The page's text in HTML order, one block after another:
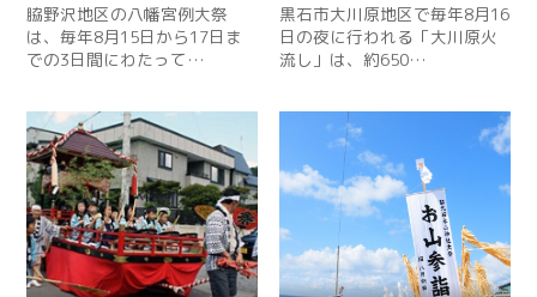
脇野沢地区の八幡宮例大祭
は、毎年8月15日から17日ま
での3日間にわたって…
黒石市大川原地区で毎年8月16
日の夜に行われる「大川原火
流し」は、約650…
Twitter
Line
Copy URL